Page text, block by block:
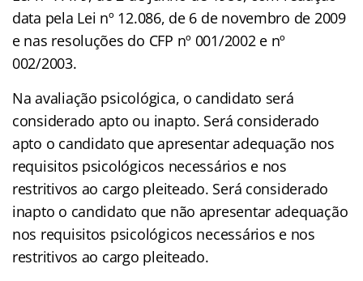
data pela Lei nº 12.086, de 6 de novembro de 2009
e nas resoluções do CFP nº 001/2002 e nº
002/2003.
Na avaliação psicológica, o candidato será
considerado apto ou inapto. Será considerado
apto o candidato que apresentar adequação nos
requisitos psicológicos necessários e nos
restritivos ao cargo pleiteado. Será considerado
inapto o candidato que não apresentar adequação
nos requisitos psicológicos necessários e nos
restritivos ao cargo pleiteado.